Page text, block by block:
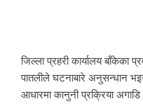
जिल्ला प्रहरी कार्यालय बाँकेका
पातलीले घटनाबारे अनुसन्धान
आधारमा कानुनी प्रक्रिया